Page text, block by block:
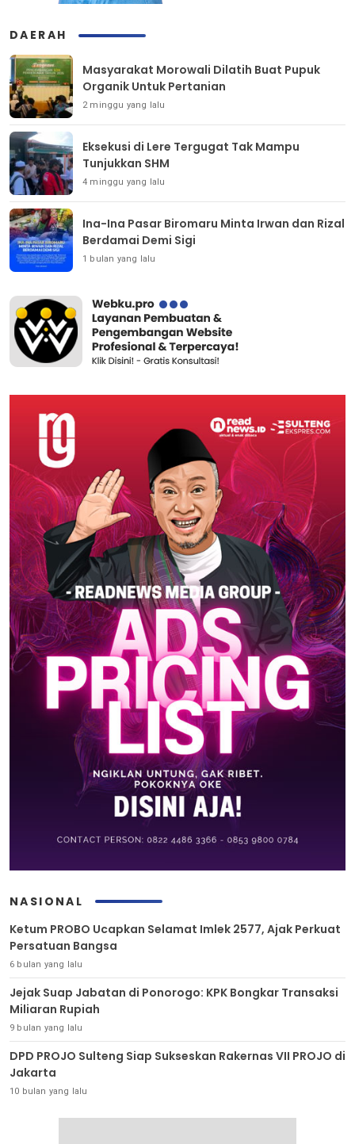
DAERAH
Masyarakat Morowali Dilatih Buat Pupuk
Organik Untuk Pertanian
2 minggu yang lalu
Eksekusi di Lere Tergugat Tak Mampu
Tunjukkan SHM
4 minggu yang lalu
Ina-Ina Pasar Biromaru Minta Irwan dan Rizal
Berdamai Demi Sigi
1 bulan yang lalu
NASIONAL
Ketum PROBO Ucapkan Selamat Imlek 2577, Ajak Perkuat
Persatuan Bangsa
6 bulan yang lalu
Jejak Suap Jabatan di Ponorogo: KPK Bongkar Transaksi
Miliaran Rupiah
9 bulan yang lalu
DPD PROJO Sulteng Siap Sukseskan Rakernas VII PROJO di
Jakarta
10 bulan yang lalu